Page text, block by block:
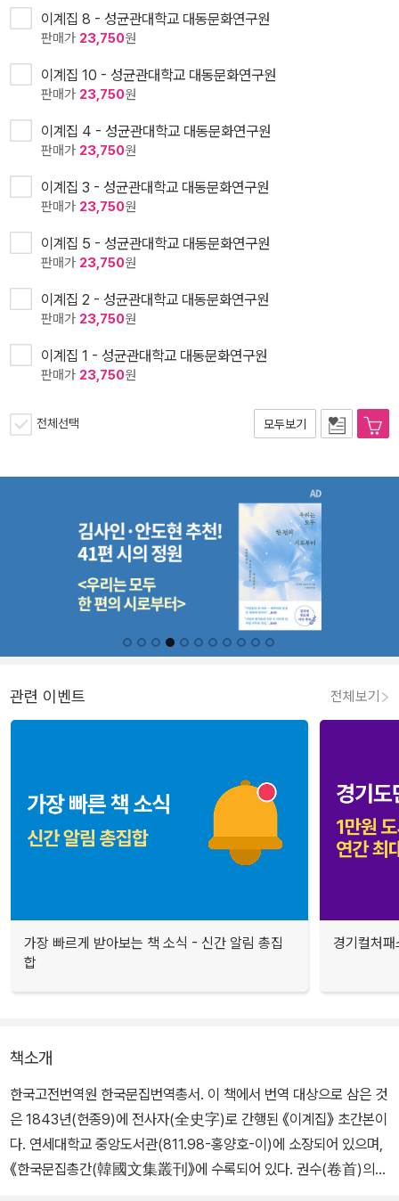
이계집 8 - 성균관대학교 대동문화연구원
판매가 23,750원
이계집 10 - 성균관대학교 대동문화연구원
판매가 23,750원
이계집 4 - 성균관대학교 대동문화연구원
판매가 23,750원
이계집 3 - 성균관대학교 대동문화연구원
판매가 23,750원
이계집 5 - 성균관대학교 대동문화연구원
판매가 23,750원
이계집 2 - 성균관대학교 대동문화연구원
판매가 23,750원
이계집 1 - 성균관대학교 대동문화연구원
판매가 23,750원
전체선택 모두보기
관련 이벤트 전체보기
가장 빠르게 받아보는 책 소식 - 신간 알림 총집
합
경기컬처
책소개
한국고전번역원 한국문집번역총서. 이 책에서 번역 대상으로 삼은 것
은 1843년(헌종9)에 전사자(全史字)로 간행된 《이계집》 초간본이
다. 연세대학교 중앙도서관(811.98-홍양호-이)에 소장되어 있으며,
《한국문집총간(韓國文集叢刊》에 수록되어 있다. 권수(卷首)의